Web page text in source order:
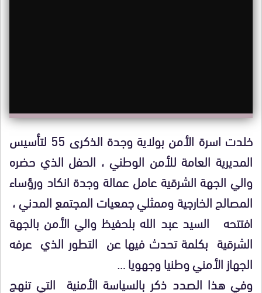
خلدت اسرة الأمن بولاية وجدة الذكرى 55 لتأسيس
المديرية العامة للأمن الوطني ، الحفل الذي حضره
والي الجهة الشرقية عامل عمالة وجدة انكاد ورؤساء
المصالح الخارجية وممثلي جمعيات المجتمع المدني ،
افتتحه السيد عبد الله بلحفيظ والي الأمن بالجهة
الشرقية بكلمة تحدث فيها عن التطور الذي عرفه
الجهاز الأمني وطنيا وجهويا …
وفي هذا الصدد ذكر بالسياسة الأمنية التي تنهج